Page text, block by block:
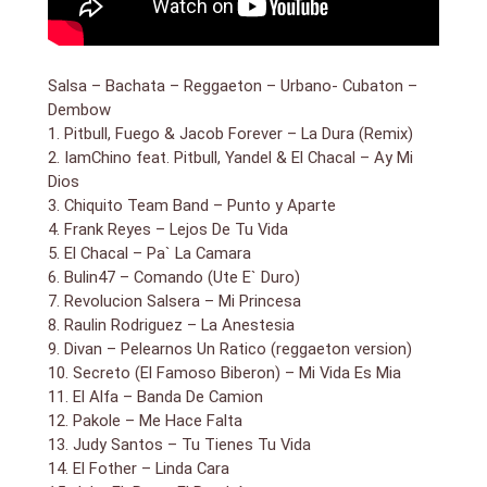
Salsa – Bachata – Reggaeton – Urbano- Cubaton –
Dembow
1. Pitbull, Fuego & Jacob Forever – La Dura (Remix)
2. IamChino feat. Pitbull, Yandel & El Chacal – Ay Mi
Dios
3. Chiquito Team Band – Punto y Aparte
4. Frank Reyes – Lejos De Tu Vida
5. El Chacal – Pa` La Camara
6. Bulin47 – Comando (Ute E` Duro)
7. Revolucion Salsera – Mi Princesa
8. Raulin Rodriguez – La Anestesia
9. Divan – Pelearnos Un Ratico (reggaeton version)
10. Secreto (El Famoso Biberon) – Mi Vida Es Mia
11. El Alfa – Banda De Camion
12. Pakole – Me Hace Falta
13. Judy Santos – Tu Tienes Tu Vida
14. El Fother – Linda Cara